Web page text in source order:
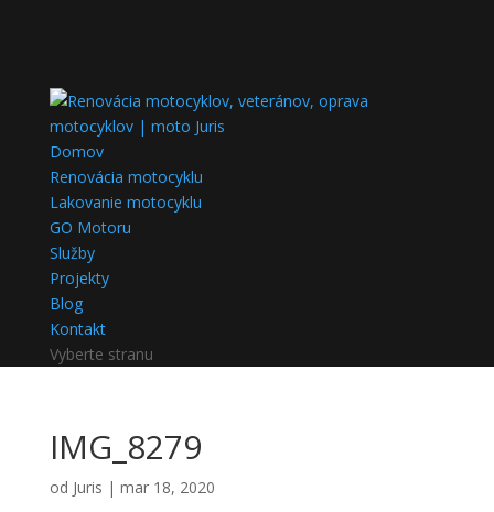
Domov
Renovácia motocyklu
Lakovanie motocyklu
GO Motoru
Služby
Projekty
Blog
Kontakt
Vyberte stranu
IMG_8279
od Juris | mar 18, 2020